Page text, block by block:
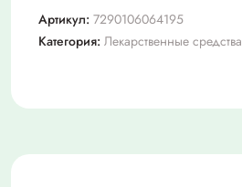
Артикул: 7290106064195
Категория: Лекарственные средства